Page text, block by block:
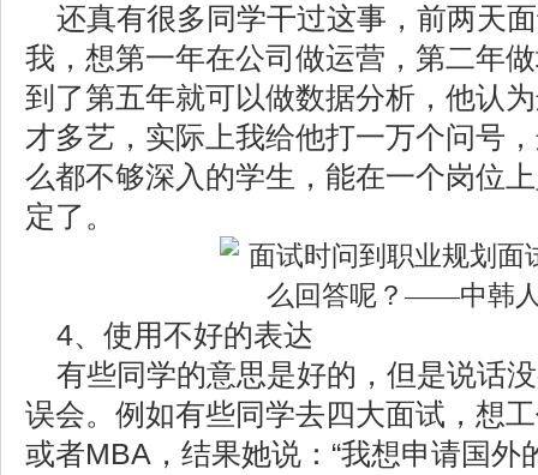
还真有很多同学干过这事，前两天
我，想第一年在公司做运营，第二年
到了第五年就可以做数据分析，他认
才多艺，实际上我给他打一万个问号
么都不够深入的学生，能在一个岗位
定了。
4、使用不好的表达
有些同学的意思是好的，但是说话
误会。例如有些同学去四大面试，想
或者MBA，结果她说：“我想申请国外